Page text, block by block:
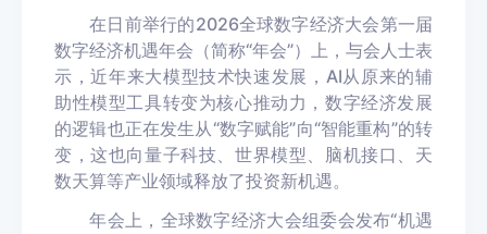
在日前举行的2026全球数字经济大会第一届
数字经济机遇年会（简称“年会”）上，与会人士表
示，近年来大模型技术快速发展，AI从原来的辅
助性模型工具转变为核心推动力，数字经济发展
的逻辑也正在发生从“数字赋能”向“智能重构”的转
变，这也向量子科技、世界模型、脑机接口、天
数天算等产业领域释放了投资新机遇。
年会上，全球数字经济大会组委会发布“机遇